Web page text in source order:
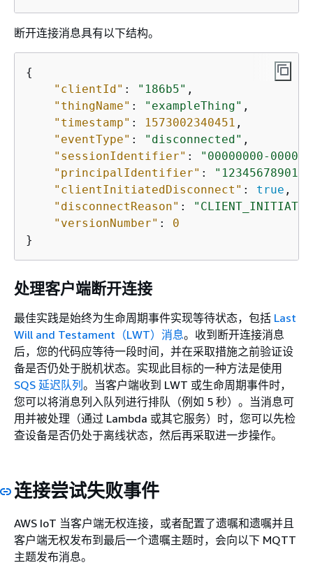
断开连接消息具有以下结构。
{
"clientId" : "186b5" ,
"thingName" : "exampleThing" ,
"timestamp" : 1573002340451 ,
"eventType" : "disconnected" ,
"sessionIdentifier" :
"00000000-0000-
"principalIdentifier" :
"clientInitiatedDisconnect" : true ,
"disconnectReason" :
"versionNumber" : 0
}
处理客户端断开连接
最佳实践是始终为生命周期事件实现等待状态，包括 Last
Will and Testament（LWT）消息。收到断开连接消息
后，您的代码应等待一段时间，并在采取措施之前验证设
备是否仍处于脱机状态。实现此目标的一种方法是使用
SQS 延迟队列。当客户端收到 LWT 或生命周期事件时，
您可以将消息列入队列进行排队（例如 5 秒）。当消息可
用并被处理（通过 Lambda 或其它服务）时，您可以先检
查设备是否仍处于离线状态，然后再采取进一步操作。
连接尝试失败事件
AWS IoT 当客户端无权连接，或者配置了遗嘱和遗嘱并且
客户端无权发布到最后一个遗嘱主题时，会向以下 MQTT
主题发布消息。